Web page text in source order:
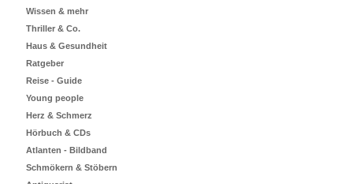
Wissen & mehr
Thriller & Co.
Haus & Gesundheit
Ratgeber
Reise - Guide
Young people
Herz & Schmerz
Hörbuch & CDs
Atlanten - Bildband
Schmökern & Stöbern